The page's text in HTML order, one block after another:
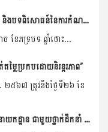
សិក្ខាសាលាថ្នាក់ជាតិស្ដីពី “ការចែករំលែកចំណេះដឹង និងបទពិសោធន៍នៃការកំណត់អត្តសញ្ញាណគម្រោងក្នុងតំបន់មេគង្គ”
ច ខែភទ្របទ ឆ្នាំថោះ...
ម្លៃប្រកបដោយនិរន្តរភាព”
២៥៦៧ ត្រូវនឹងថ្ងៃទី២៦ ខែ
កិច្ចប្រជុំសំណេះសំណាលរវាងថ្នាក់ដឹកនាំទទួលបន្ទុកនាយកដ្ឋាន ជាមួយថ្នាក់ដឹកនាំ និងមន្រ្តីរាជការនៃនាយកដ្ឋានកសិ-ឧស្សាហកម្ម